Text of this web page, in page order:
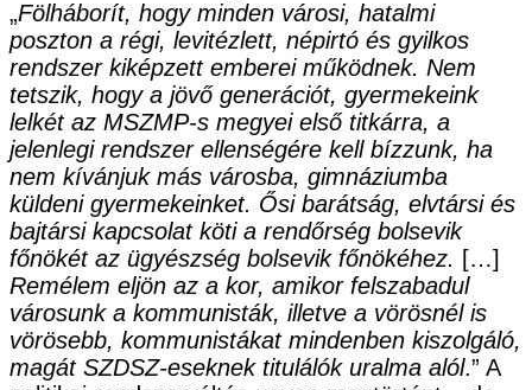
„Fölháborít, hogy minden városi, hatalmi
poszton a régi, levitézlett, népirtó és gyilkos
rendszer kiképzett emberei működnek. Nem
tetszik, hogy a jövő generációt, gyermekeink
lelkét az MSZMP-s megyei első titkárra, a
jelenlegi rendszer ellenségére kell bízzunk, ha
nem kívánjuk más városba, gimnáziumba
küldeni gyermekeinket. Ősi barátság, elvtársi és
bajtársi kapcsolat köti a rendőrség bolsevik
főnökét az ügyészség bolsevik főnökéhez. […]
Remélem eljön az a kor, amikor felszabadul
városunk a kommunisták, illetve a vörösnél is
vörösebb, kommunistákat mindenben kiszolgáló,
magát SZDSZ-eseknek titulálók uralma alól.” A